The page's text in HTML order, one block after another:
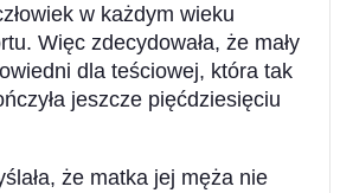
w każdym wieku
Więc zdecydowała, że mały
dla teściowej, która tak
jeszcze pięćdziesięciu
że matka jej męża nie